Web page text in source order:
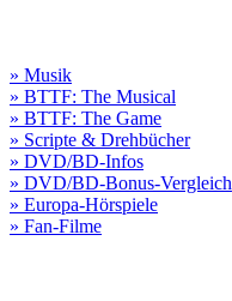
» Musik
» BTTF: The Musical
» BTTF: The Game
» Scripte & Drehbücher
» DVD/BD-Infos
» DVD/BD-Bonus-Vergleich
» Europa-Hörspiele
» Fan-Filme